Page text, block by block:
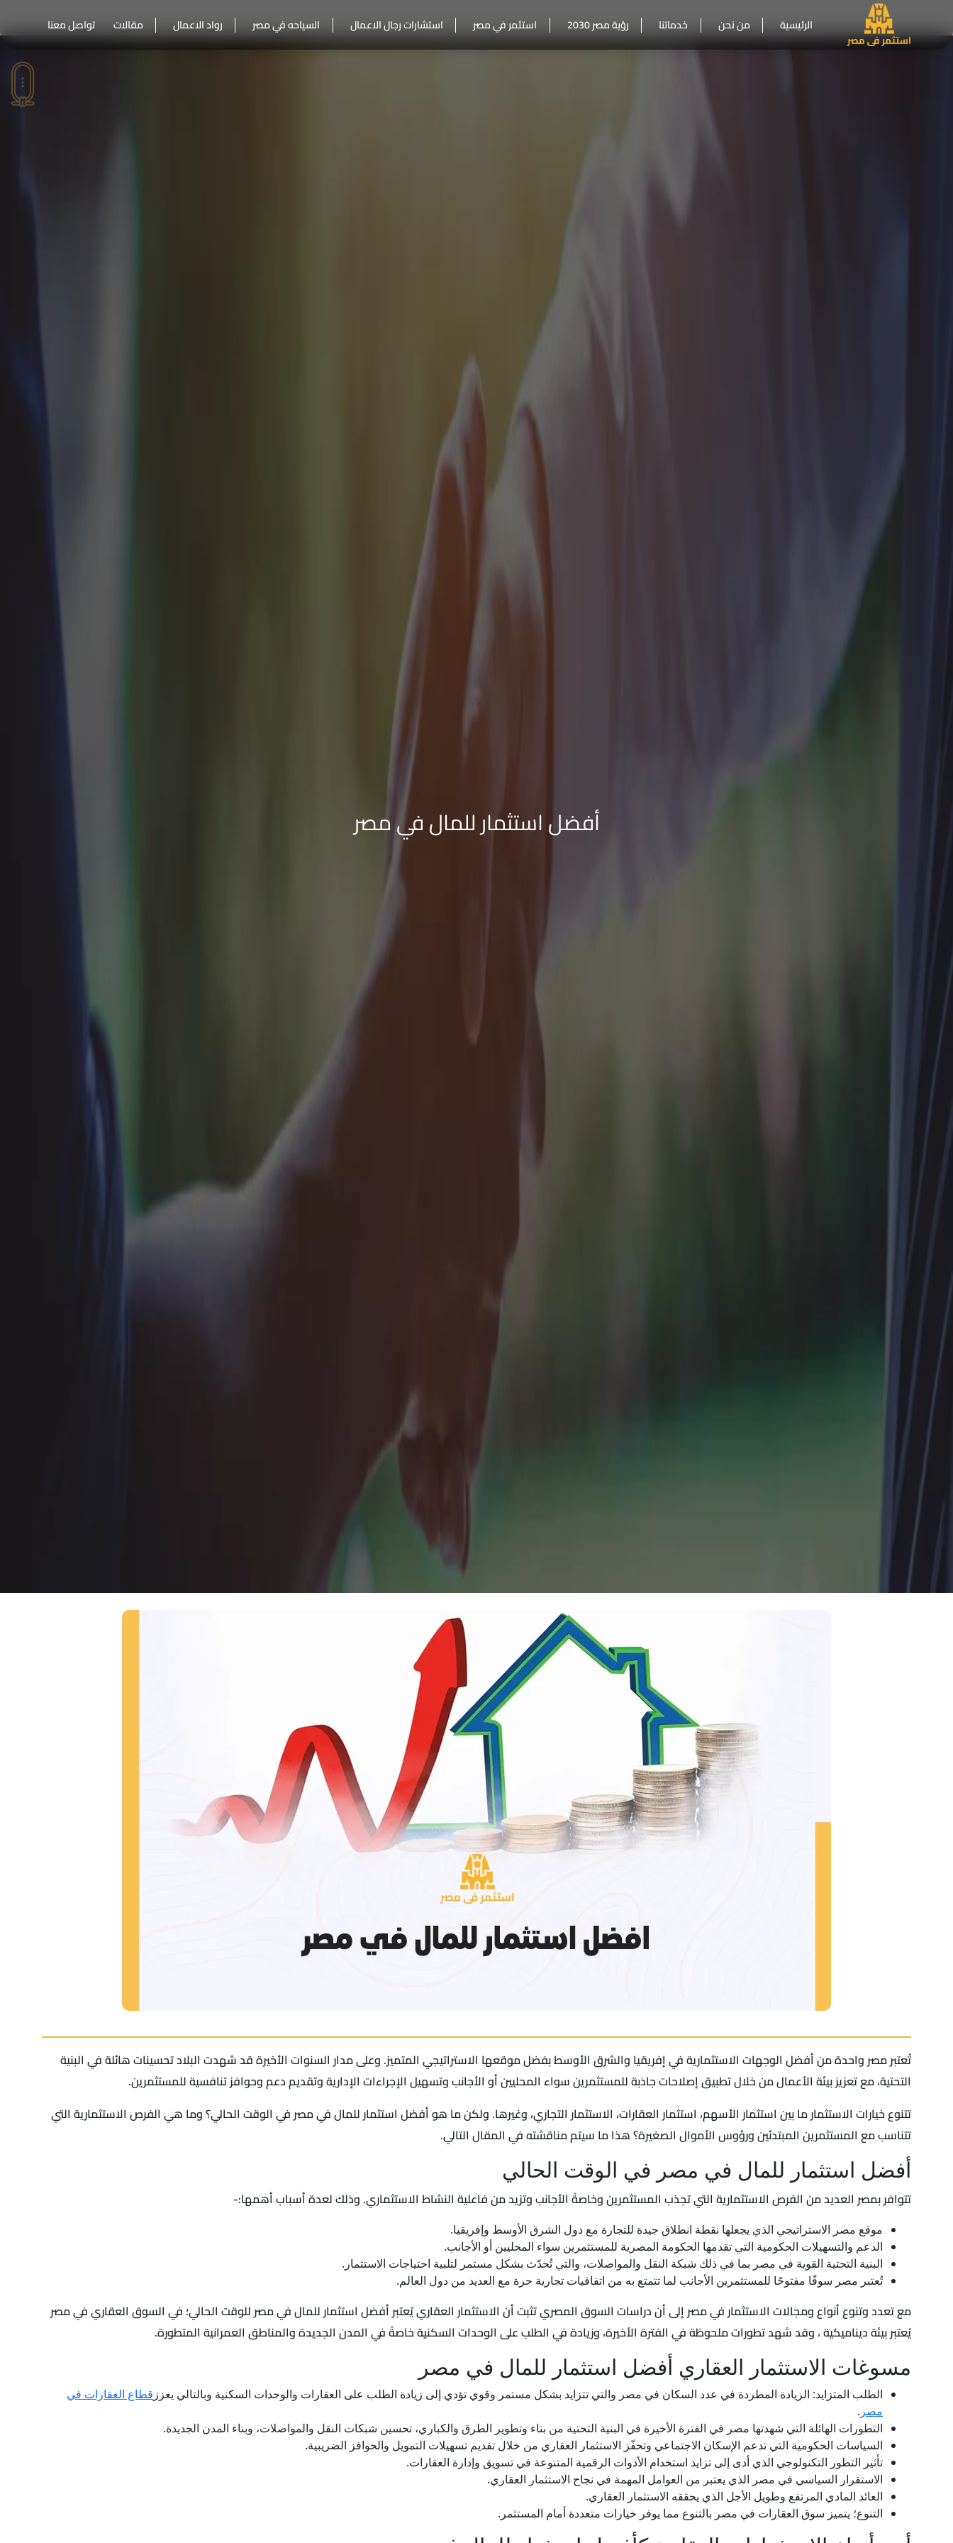
الرئيسية من نحن خدماتنا رؤية مصر 2030 استثمر في مصر استشارات رجال الاعمال السياحه في مصر رواد الاعمال مقالات تواصل معنا
أفضل استثمار للمال في مصر
تُعتبر مصر واحدة من أفضل الوجهات الاستثمارية في إفريقيا والشرق الأوسط بفضل موقعها الاستراتيجي المتميز. وعلى مدار السنوات الأخيرة قد شهدت البلاد تحسينات هائلة في البنية
التحتية، مع تعزيز بيئة الأعمال من خلال تطبيق إصلاحات جاذبة للمستثمرين سواء المحليين أو الأجانب وتسهيل الإجراءات الإدارية وتقديم دعم وحوافز تنافسية للمستثمرين.
تتنوع خيارات الاستثمار ما بين استثمار الأسهم، استثمار العقارات، الاستثمار التجاري، وغيرها. ولكن ما هو أفضل استثمار للمال في مصر في الوقت الحالي؟ وما هي الفرص الاستثمارية التي
تتناسب مع المستثمرين المبتدئين ورؤوس الأموال الصغيرة؟ هذا ما سيتم مناقشته في المقال التالي.
أفضل استثمار للمال في مصر في الوقت الحالي
تتوافر بمصر العديد من الفرص الاستثمارية التي تجذب المستثمرين وخاصةً الأجانب وتزيد من فاعلية النشاط الاستثماري. وذلك لعدة أسباب أهمها:-
موقع مصر الاستراتيجي الذي يجعلها نقطة انطلاق جيدة للتجارة مع دول الشرق الأوسط وإفريقيا.
الدعم والتسهيلات الحكومية التي تقدمها الحكومة المصرية للمستثمرين سواء المحليين أو الأجانب.
البنية التحتية القوية في مصر بما في ذلك شبكة النقل والمواصلات، والتي تُحدّث بشكل مستمر لتلبية احتياجات الاستثمار.
تُعتبر مصر سوقًا مفتوحًا للمستثمرين الأجانب لما تتمتع به من اتفاقيات تجارية حرة مع العديد من دول العالم.
مع تعدد وتنوع أنواع ومجالات الاستثمار في مصر إلى أن دراسات السوق المصري تثبت أن الاستثمار العقاري يُعتبر أفضل استثمار للمال في مصر للوقت الحالي؛ في السوق العقاري في مصر
يُعتبر بيئة ديناميكية ، وقد شهد تطورات ملحوظة في الفترة الأخيرة، وزيادة في الطلب على الوحدات السكنية خاصةً في المدن الجديدة والمناطق العمرانية المتطورة.
مسوغات الاستثمار العقاري أفضل استثمار للمال في مصر
الطلب المتزايد: الزيادة المطردة في عدد السكان في مصر والتي تتزايد بشكل مستمر وقوي تؤدي إلى زيادة الطلب على العقارات والوحدات السكنية وبالتالي يعزز قطاع العقارات في
مصر .
التطورات الهائلة التي شهدتها مصر في الفترة الأخيرة في البنية التحتية من بناء وتطوير الطرق والكباري، تحسين شبكات النقل والمواصلات، وبناء المدن الجديدة.
السياسات الحكومية التي تدعم الإسكان الاجتماعي وتحفّز الاستثمار العقاري من خلال تقديم تسهيلات التمويل والحوافز الضريبية.
تأثير التطور التكنولوجي الذي أدى إلى تزايد استخدام الأدوات الرقمية المتنوعة في تسويق وإدارة العقارات.
الاستقرار السياسي في مصر الذي يعتبر من العوامل المهمة في نجاح الاستثمار العقاري.
العائد المادي المرتفع وطويل الأجل الذي يحققه الاستثمار العقاري.
التنوع؛ يتميز سوق العقارات في مصر بالتنوع مما يوفر خيارات متعددة أمام المستثمر.